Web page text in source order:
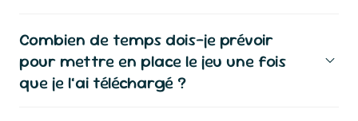
Combien de temps dois-je prévoir
pour mettre en place le jeu une fois
que je l’ai téléchargé ?